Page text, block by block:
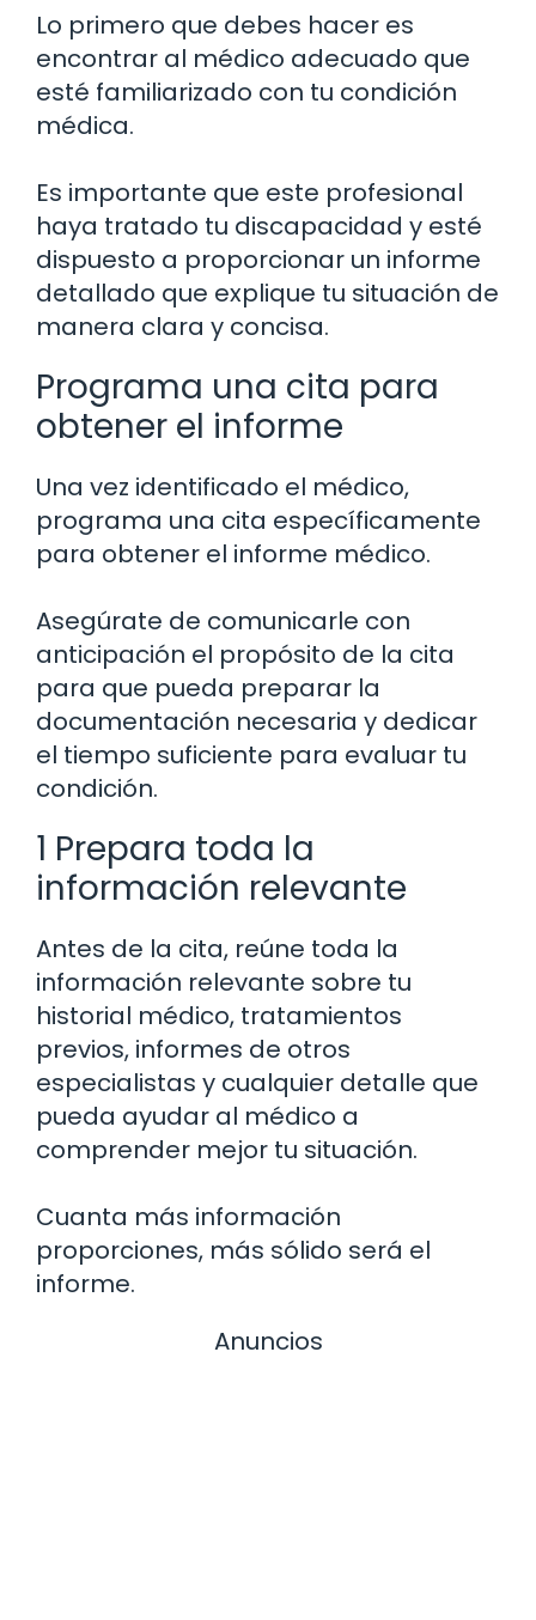
Lo primero que debes hacer es
encontrar al médico adecuado que
esté familiarizado con tu condición
médica.
Es importante que este profesional
haya tratado tu discapacidad y esté
dispuesto a proporcionar un informe
detallado que explique tu situación de
manera clara y concisa.
Programa una cita para
obtener el informe
Una vez identificado el médico,
programa una cita específicamente
para obtener el informe médico.
Asegúrate de comunicarle con
anticipación el propósito de la cita
para que pueda preparar la
documentación necesaria y dedicar
el tiempo suficiente para evaluar tu
condición.
1 Prepara toda la
información relevante
Antes de la cita, reúne toda la
información relevante sobre tu
historial médico, tratamientos
previos, informes de otros
especialistas y cualquier detalle que
pueda ayudar al médico a
comprender mejor tu situación.
Cuanta más información
proporciones, más sólido será el
informe.
Anuncios